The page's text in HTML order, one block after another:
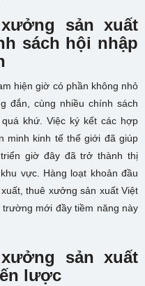
sản xuất
sách hội nhập
hiện giờ có phần không nhỏ
đắn, cùng nhiều chính sách
khứ. Việc ký kết các hợp
minh kinh tế thế giới đã giúp
giờ đây đã trở thành thị
vực. Hàng loạt khoản đầu
thuê xưởng sản xuất Việt
mới đầy tiềm năng này
sản xuất
lược